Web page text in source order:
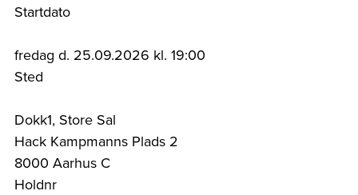
Startdato
fredag d. 25.09.2026 kl. 19:00
Sted
Dokk1, Store Sal
Hack Kampmanns Plads 2
8000 Aarhus C
Holdnr